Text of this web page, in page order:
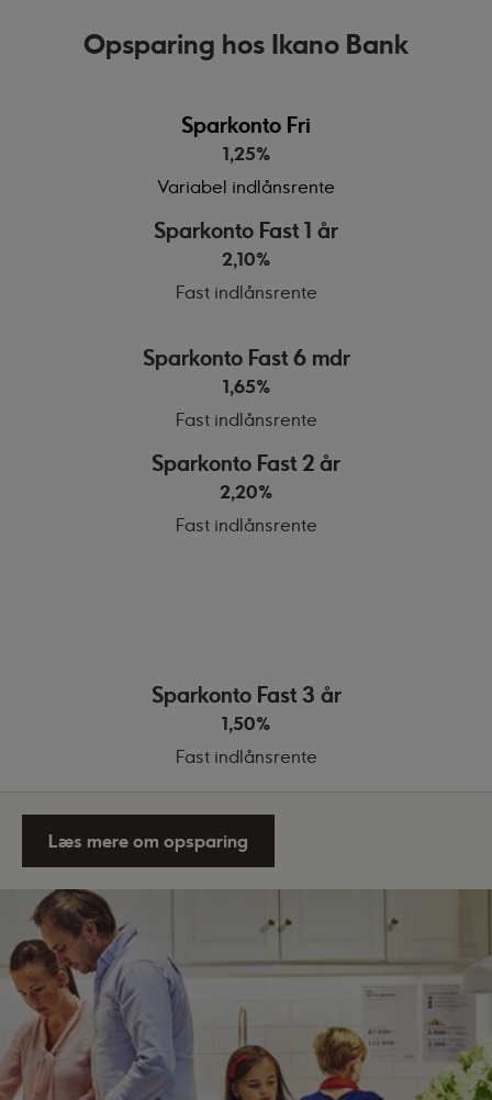
Opsparing hos Ikano Bank
Sparkonto Fri
1,25%
Variabel indlånsrente
Sparkonto Fast 1 år
2,10%
Fast indlånsrente
Sparkonto Fast 6 mdr
1,65%
Fast indlånsrente
Sparkonto Fast 2 år
2,20%
Fast indlånsrente
Sparkonto Fast 3 år
1,50%
Fast indlånsrente
Læs mere om opsparing